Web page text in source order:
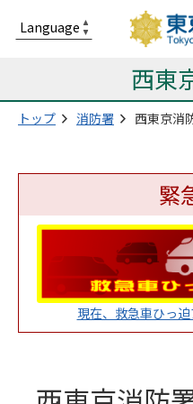
西東
トップ 消防署 西東京消
緊
現在、救急車ひっ迫